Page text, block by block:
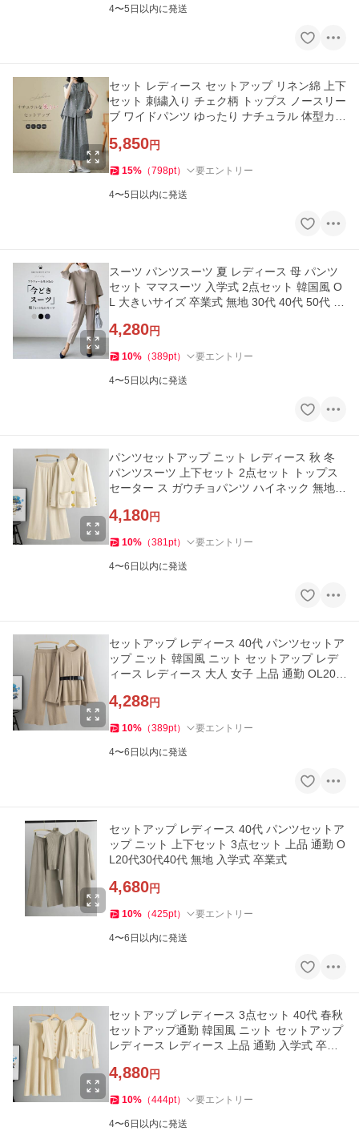
4〜5日以内に発送
セット レディース セットアップ リネン綿 上下
セット 刺繍入り チェク柄 トップス ノースリー
ブ ワイドパンツ ゆったり ナチュラル 体型カバ
5,850円
15% （798pt） 要エントリー
4〜5日以内に発送
スーツ パンツスーツ 夏 レディース 母 パンツ
セット ママスーツ 入学式 2点セット 韓国風 O
L 大きいサイズ 卒業式 無地 30代 40代 50代 ド
4,280円
10% （389pt） 要エントリー
4〜5日以内に発送
パンツセットアップ ニット レディース 秋 冬
パンツスーツ 上下セット 2点セット トップス
セーター ス ガウチョパンツ ハイネック 無地
4,180円
10% （381pt） 要エントリー
4〜6日以内に発送
セットアップ レディース 40代 パンツセットア
ップ ニット 韓国風 ニット セットアップ レデ
ィース レディース 大人 女子 上品 通勤 OL20
4,288円
10% （389pt） 要エントリー
4〜6日以内に発送
セットアップ レディース 40代 パンツセットア
ップ ニット 上下セット 3点セット 上品 通勤 O
L20代30代40代 無地 入学式 卒業式
4,680円
10% （425pt） 要エントリー
4〜6日以内に発送
セットアップ レディース 3点セット 40代 春秋
セットアップ通勤 韓国風 ニット セットアップ
レディース レディース 上品 通勤 入学式 卒業
4,880円
10% （444pt） 要エントリー
4〜6日以内に発送